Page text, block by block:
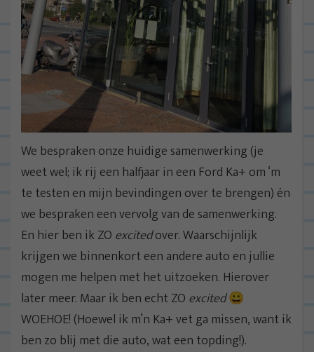
We bespraken onze huidige samenwerking (je
weet wel; ik rij een halfjaar in een Ford Ka+ om ‘m
te testen en mijn bevindingen over te brengen) én
we bespraken een vervolg van de samenwerking.
En hier ben ik ZO excitedover. Waarschijnlijk
krijgen we binnenkort een andere auto en jullie
mogen me helpen met het uitzoeken. Hierover
later meer. Maar ik ben echt ZO excited😀
WOEHOE! (Hoewel ik m’n Ka+ vet ga missen, want ik
ben zo blij met die auto, wat een topding!).